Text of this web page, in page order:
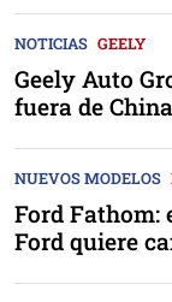
NOTICIAS GEELY
Geely Auto
fuera de
NUEVOS MODELOS
Ford Fathom:
Ford quiere